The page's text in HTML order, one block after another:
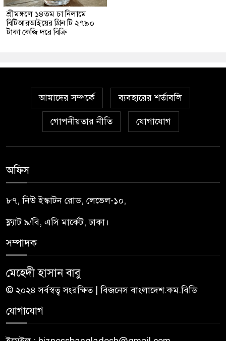
শ্রীমঙ্গলে ১৪তম চা নিলামে
বিটিআরআইয়ের গ্রিন টি ২৭৯০
টাকা কেজি দরে বিক্রি
আমাদের সম্পর্কে ব্যবহারের শর্তাবলি
গোপনীয়তার নীতি যোগাযোগ
অফিস
৮৭, নিউ ইস্কাটন রোড, লেভেল-১০,
ফ্ল্যাট ৯/বি, এসি মার্কেট, ঢাকা।
সম্পাদক
মেহেদী হাসান বাবু
© ২০২৪ সর্বস্বত্ব সংরক্ষিত | বিজনেস বাংলাদেশ.কম.বিডি
যোগাযোগ